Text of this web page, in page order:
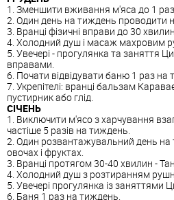
1. Зменшити вживання м'яса до 1
2. Один день на тиждень проводити
3. Вранці фізичні вправи до 30
4. Холодний душ і масаж махровим
5. Увечері - прогулянка та заняття
вправами.
6. Почати відвідувати баню 1 раз на
7. Укрепітелі: вранці бальзам
пустирник або глід.
СІЧЕНЬ
1. Виключити м'ясо з харчування
частіше 5 разів на тиждень.
2. Один розвантажувальний день на
овочах і фруктах.
3. Вранці протягом 30-40 хвилин -
4. Холодний душ з розтиранням
5. Увечері прогулянка із заняттями
6. Баня 1 раз на тиждень.